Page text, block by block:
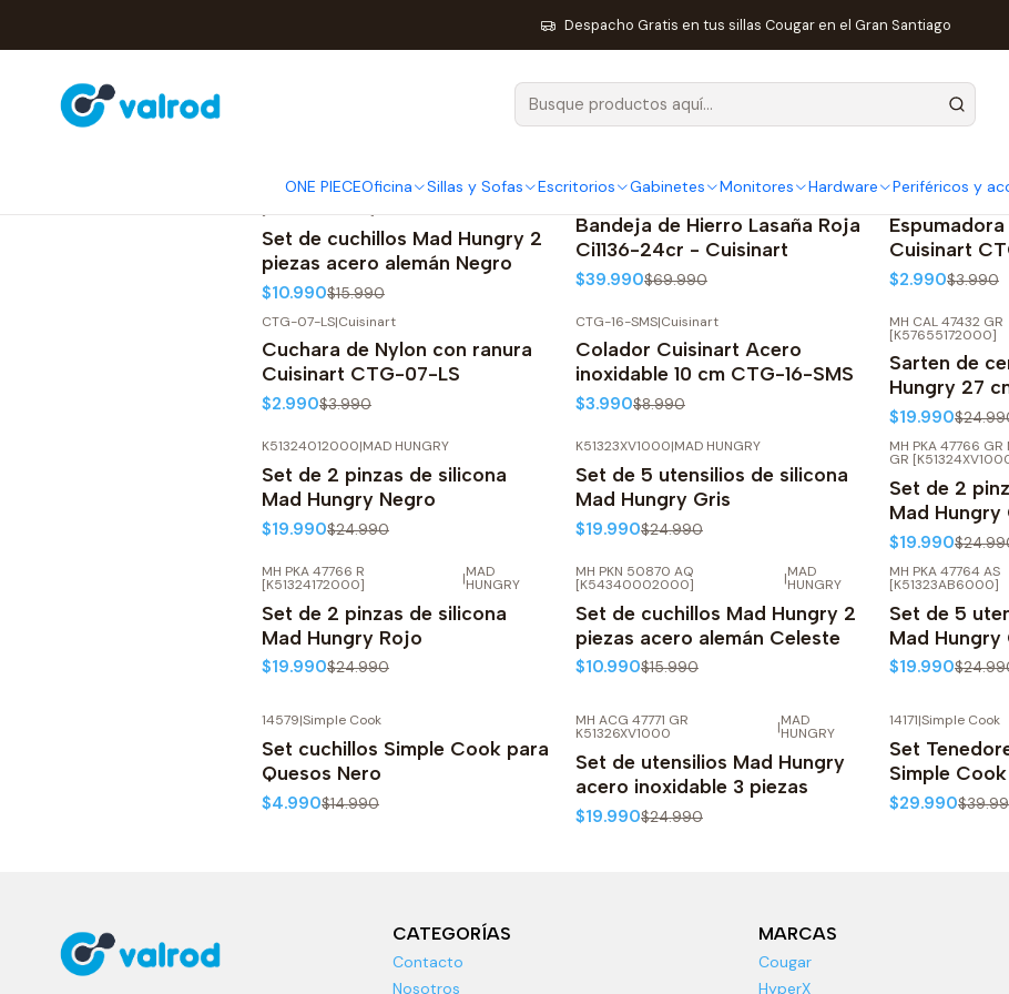
ONE PIECEOficina Sillas y Sofas Escritorios Gabinetes Monitores Hardware Periféricos y
Despacho Gratis en tus sillas Cougar en el Gran Santiago
Inicio Hogar Liquidación Cocina
Liquidación Cocina
MH PKN 50870 BK MAD
Set de cuchillos Mad Hungry 2
piezas acero alemán Negro
$10.990$15.990
|Cuisinart
Bandeja de Hierro Lasaña Roja
Ci1136-24cr - Cuisinart
$39.990$69.990
CTG-07-SK|
Cuisinart
$2.990$3.990
-25% OFF
CTG-07-LS|Cuisinart
Cuchara de Nylon con ranura
Cuisinart CTG-07-LS
$2.990$3.990
-56% OFF
CTG-16-SMS|Cuisinart
Colador Cuisinart Acero
inoxidable 10 cm CTG-16-SMS
$3.990$8.990
-20%OFF
MH CAL 47432 GR
[K57655172000]
Sarten de
Hungry 27
$19.990
K51324012000|MAD HUNGRY
Set de 2 pinzas de silicona
Mad Hungry Negro
$19.990$24.990
K51323XV1000|MAD HUNGRY
Set de 5 utensilios de silicona
Mad Hungry Gris
$19.990$24.990
-20%OFF
MH PKA 47766 GR
GR
Set de 2
Mad Hungry
$19.990
-20%OFF
MH PKA 47766 R
[K51324172000] |MAD
HUNGRY
Set de 2 pinzas de silicona
Mad Hungry Rojo
$19.990$24.990
-31%OFF
MH PKN 50870 AQ
[K54340002000] |MAD
HUNGRY
Set de cuchillos Mad Hungry 2
piezas acero alemán Celeste
$10.990$15.990
-20%OFF
MH PKA 47764 AS
[K51323AB6000]
Set de 5
Mad Hungry
$19.990
OFF
14579|Simple Cook
Set cuchillos Simple Cook para
Quesos Nero
$4.990$14.990
-20%OFF
MH ACG 47771 GR
K51326XV1000 |MAD
HUNGRY
Set de utensilios Mad Hungry
acero inoxidable 3 piezas
$19.990$24.990
-25% OFF
14171|Simple Cook
Set
Simple Cook
$29.990
CATEGORÍAS
Contacto
Nosotros
MARCAS
Cougar
HyperX